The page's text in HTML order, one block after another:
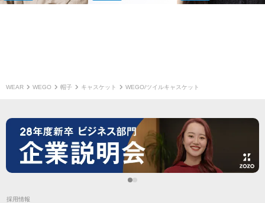
WEAR WEGO 帽子 キャスケット WEGO/ツイルキャスケット
採用情報